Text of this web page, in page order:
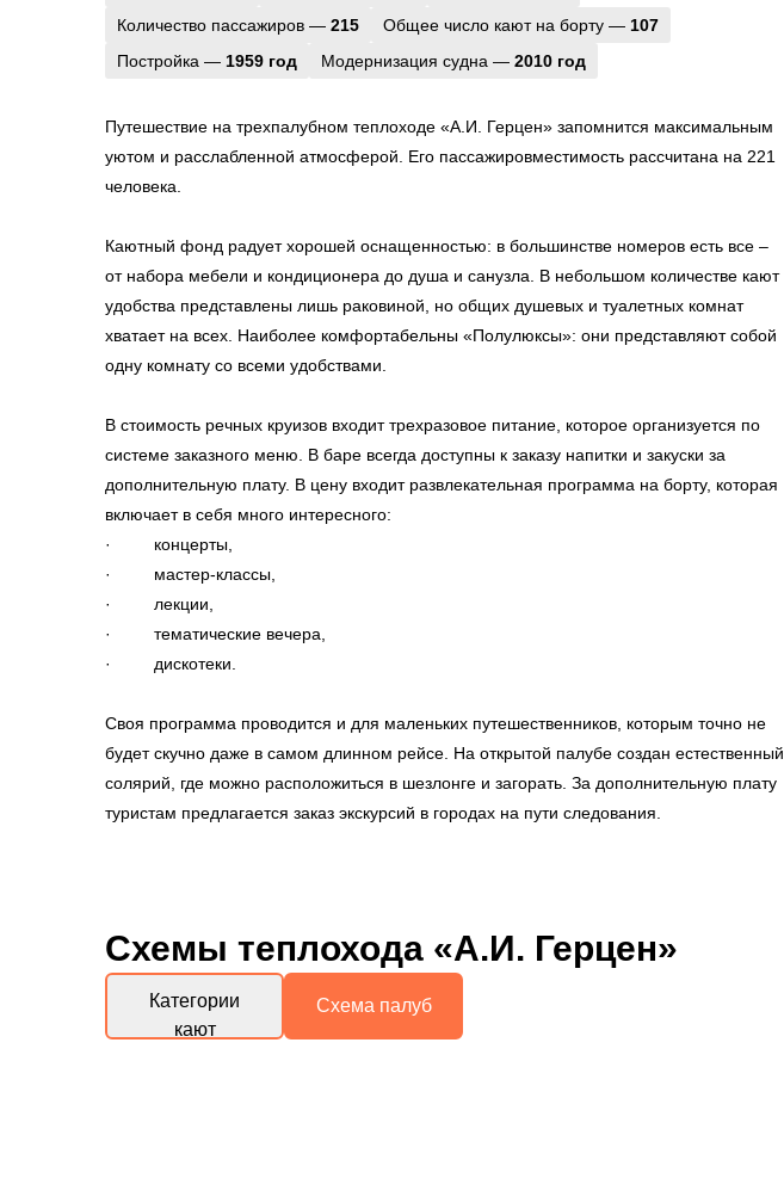
Количество пассажиров — 215 Общее число кают на борту — 107
Постройка — 1959 год Модернизация судна — 2010 год
Путешествие на трехпалубном теплоходе «А.И. Герцен» запомнится максимальным
уютом и расслабленной атмосферой. Его пассажировместимость рассчитана на 221
человека.
Каютный фонд радует хорошей оснащенностью: в большинстве номеров есть все –
от набора мебели и кондиционера до душа и санузла. В небольшом количестве кают
удобства представлены лишь раковиной, но общих душевых и туалетных комнат
хватает на всех. Наиболее комфортабельны «Полулюксы»: они представляют собой
одну комнату со всеми удобствами.
В стоимость речных круизов входит трехразовое питание, которое организуется по
системе заказного меню. В баре всегда доступны к заказу напитки и закуски за
дополнительную плату. В цену входит развлекательная программа на борту, которая
включает в себя много интересного:
· концерты,
· мастер-классы,
· лекции,
· тематические вечера,
· дискотеки.
Своя программа проводится и для маленьких путешественников, которым точно не
будет скучно даже в самом длинном рейсе. На открытой палубе создан естественный
солярий, где можно расположиться в шезлонге и загорать. За дополнительную плату
туристам предлагается заказ экскурсий в городах на пути следования.
Схемы теплохода «А.И. Герцен»
Категории
кают
Схема палуб